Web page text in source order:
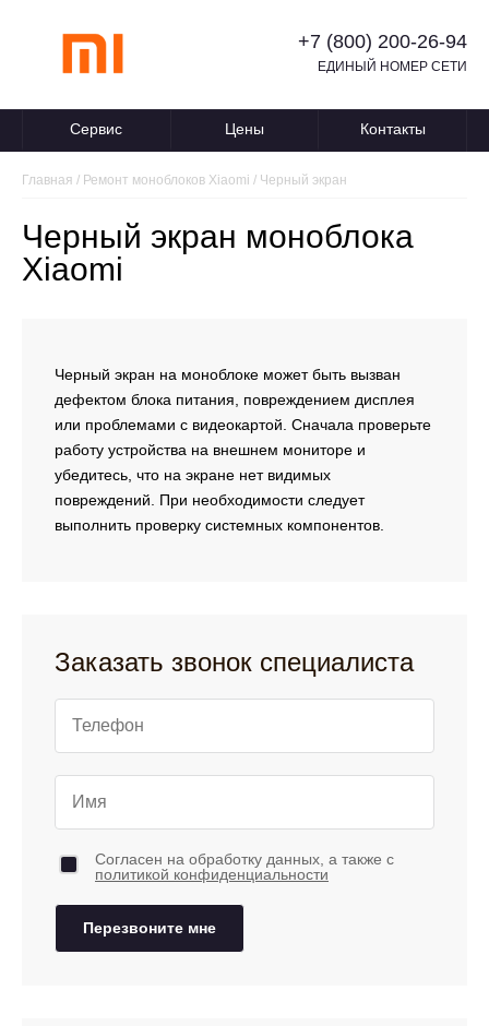
+7 (800) 200-26-94
ЕДИНЫЙ НОМЕР СЕТИ
Сервис Цены Контакты
Главная / Ремонт моноблоков Xiaomi / Черный экран
Черный экран моноблока
Xiaomi
Черный экран на моноблоке может быть вызван
дефектом блока питания, повреждением дисплея
или проблемами с видеокартой. Сначала проверьте
работу устройства на внешнем мониторе и
убедитесь, что на экране нет видимых
повреждений. При необходимости следует
выполнить проверку системных компонентов.
Заказать звонок специалиста
Согласен на обработку данных, а также с
политикой конфиденциальности
Перезвоните мне